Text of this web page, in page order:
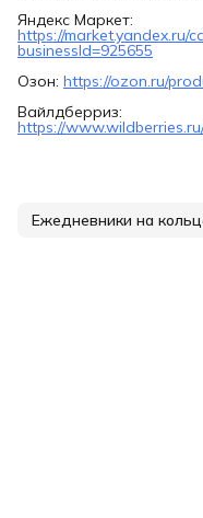
Яндекс Маркет:
https://market.yandex.ru/
businessId=925655
Озон: https://ozon.ru/
Вайлдберриз:
https://
Ежедневники на